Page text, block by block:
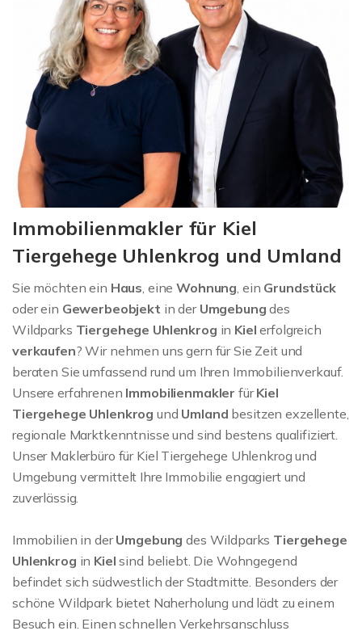
Immobilienmakler für Kiel
Tiergehege Uhlenkrog und Umland
Sie möchten ein Haus , eineWohnung , ein Grundstück
oder ein Gewerbeobjekt in der Umgebungdes
Wildparks Tiergehege Uhlenkrog in Kielerfolgreich
verkaufen? Wir nehmen uns gern für Sie Zeit und
beraten Sie umfassend rund um Ihren Immobilienverkauf.
Unsere erfahrenen Immobilienmakler fürKiel
Tiergehege Uhlenkrog und Umland besitzen exzellente,
regionale Marktkenntnisse und sind bestens qualifiziert.
Unser Maklerbüro für Kiel Tiergehege Uhlenkrog und
Umgebung vermittelt Ihre Immobilie engagiert und
zuverlässig.
Immobilien in derUmgebungdes Wildparks Tiergehege
Uhlenkrog in Kielsind beliebt. Die Wohngegend
befindet sich südwestlich der Stadtmitte. Besonders der
schöne Wildpark bietet Naherholung und lädt zu einem
Besuch ein. Einen schnellen Verkehrsanschluss